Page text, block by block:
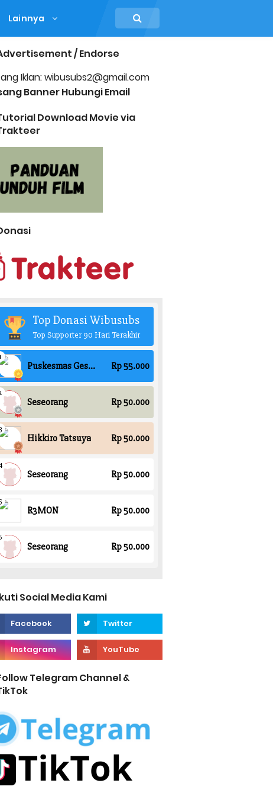
Lainnya
/ Endorse
Iklan: wibusubs2@gmail.com
Banner Hubungi Email
Download Movie via
Social Media Kami
Telegram Channel &